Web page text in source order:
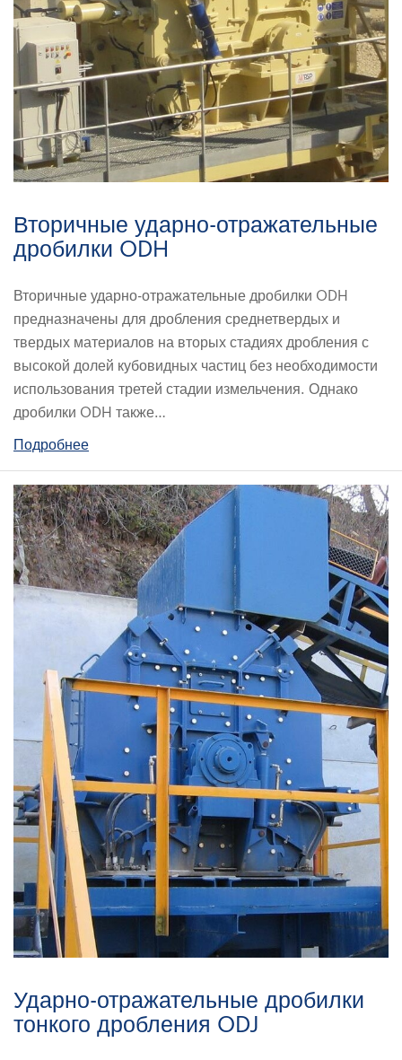
Вторичные ударно-отражательные
дробилки ODH
Вторичные ударно-отражательные дробилки ODH
предназначены для дробления среднетвердых и
твердых материалов на вторых стадиях дробления с
высокой долей кубовидных частиц без необходимости
использования третей стадии измельчения. Однако
дробилки ODH также…
Подробнее
Ударно-отражательные дробилки
тонкого дробления ODJ